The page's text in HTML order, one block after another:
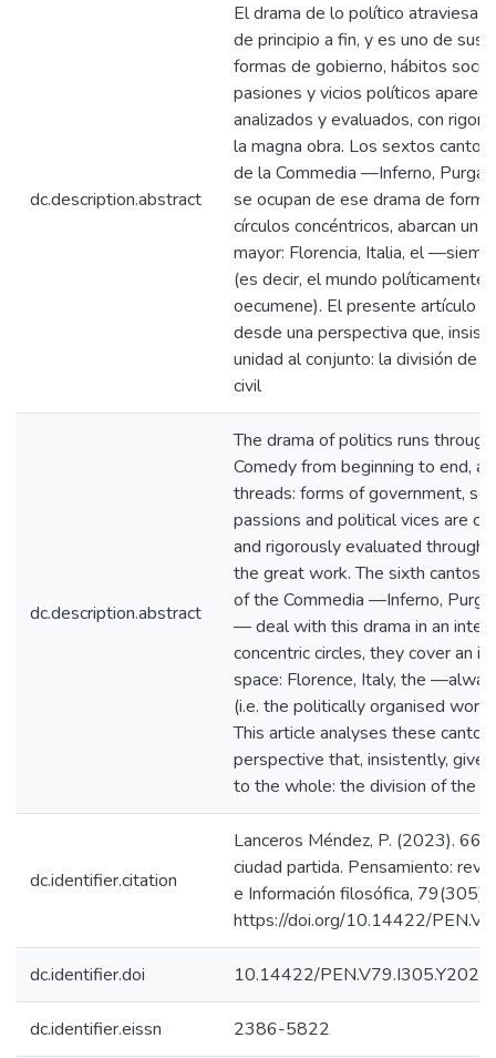
dc.description.abstract
El drama de lo político atraviesa
de principio a fin, y es uno de sus
formas de gobierno, hábitos
pasiones y vicios políticos
analizados y evaluados, con
la magna obra. Los sextos
de la Commedia —Inferno,
se ocupan de ese drama de
círculos concéntricos, abarcan un
mayor: Florencia, Italia, el
(es decir, el mundo políticamente
oecumene). El presente artículo
desde una perspectiva que,
unidad al conjunto: la división de
civil
dc.description.abstract
The drama of politics runs
Comedy from beginning to end,
threads: forms of government,
passions and political vices are
and rigorously evaluated
the great work. The sixth cantos
of the Commedia —Inferno,
— deal with this drama in an
concentric circles, they cover an
space: Florence, Italy, the
(i.e. the politically organised
This article analyses these
perspective that, insistently,
to the whole: the division of the
dc.identifier.citation
Lanceros Méndez, P. (2023).
ciudad partida. Pensamiento:
e Información filosófica,
https://doi.org/10.14422/
dc.identifier.doi 10.14422/
dc.identifier.eissn 2386-5822